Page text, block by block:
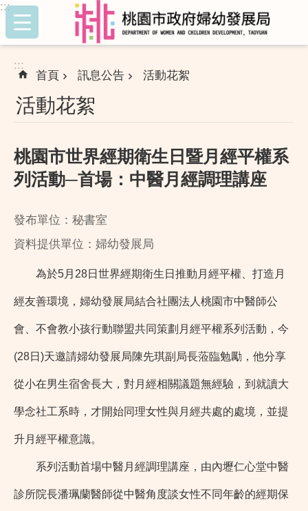
跳到主要內容區塊
:::
:::
首頁 訊息公告 活動花絮
活動花絮
桃園市世界經期衛生日暨月經平權系
列活動─首場：中醫月經調理講座
發布單位：秘書室
資料提供單位：婦幼發展局
為於5月28日世界經期衛生日推動月經平權、打造月
經友善環境，婦幼發展局結合社團法人桃園市中醫師公
會、不會教小孩行動聯盟共同策劃月經平權系列活動，今
(28日)天邀請婦幼發展局陳先琪副局長蒞臨勉勵，他分享
從小在男生宿舍長大，對月經相關議題無經驗，到就讀大
學念社工系時，才開始同理女性與月經共處的處境，並提
升月經平權意識。
系列活動首場中醫月經調理講座，由內壢仁心堂中醫
診所院長潘珮蘭醫師從中醫角度談女性不同年齡的經期保